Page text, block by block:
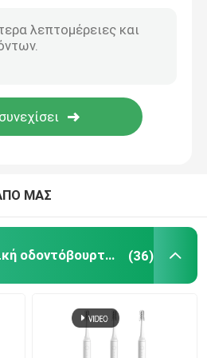
ηλεκτρική οδοντόβουρτσα
ΜΑΣ
Αδιάβροχη ηλεκτρική οδοντόβουρτσα (36)